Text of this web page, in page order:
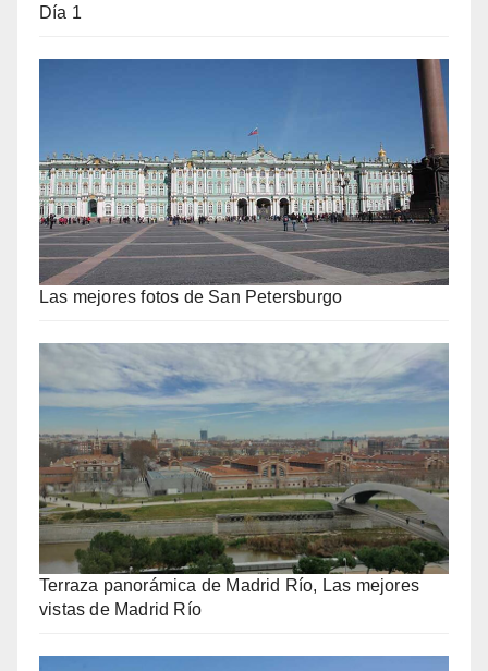
Día 1
Las mejores fotos de San Petersburgo
Terraza panorámica de Madrid Río, Las mejores
vistas de Madrid Río